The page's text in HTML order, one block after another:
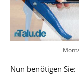
Nun benötigen Sie: